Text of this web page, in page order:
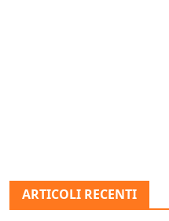
ARTICOLI RECENTI